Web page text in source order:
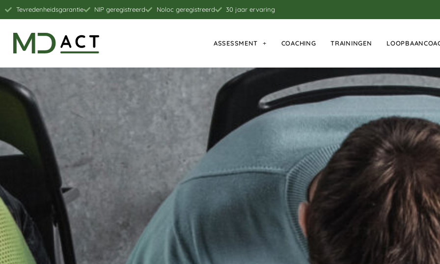
Tevredenheidsgarantie NIP geregistreerd Noloc geregistreerd 30 jaar ervaring
ASSESSMENT COACHING TRAININGEN